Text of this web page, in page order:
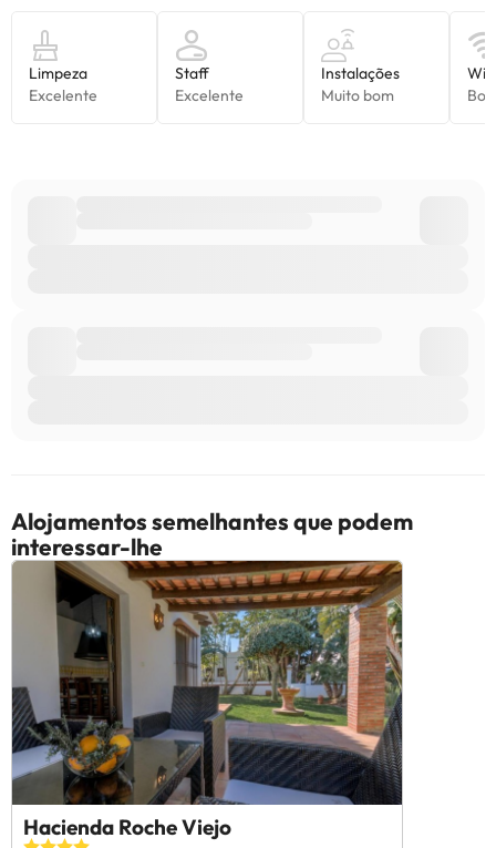
Alojamentos semelhantes que podem
interessar-lhe
Hacienda Roche Viejo